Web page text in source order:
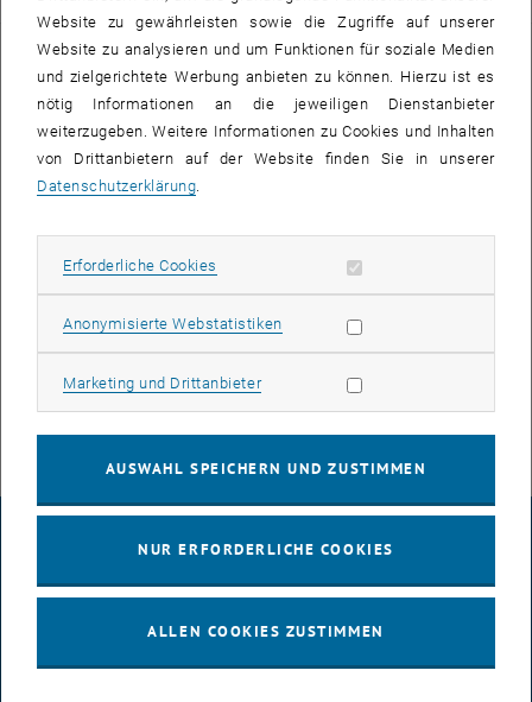
Publikationen
Offene Stellen
Optoelektronische Materialien
Forschung
Gruppenleiter Informationen
Mitglieder
Website zu gewährleisten sowie die Zugriffe auf unserer
Website zu analysieren und um Funktionen für soziale Medien
und zielgerichtete Werbung anbieten zu können. Hierzu ist es
nötig Informationen an die jeweiligen Dienstanbieter
weiterzugeben. Weitere Informationen zu Cookies und Inhalten
von Drittanbietern auf der Website finden Sie in unserer
Datenschutzerklärung.
Erforderliche Cookies Erforderliche Cookies zulassen
Anonymisierte WebstatistikenStatistik Cookies zulassen
Marketing und DrittanbieterMarketing Cookies zulassen
AUSWAHL SPEICHERN UND ZUSTIMMEN
NUR ERFORDERLICHE COOKIES
ALLEN COOKIES ZUSTIMMEN